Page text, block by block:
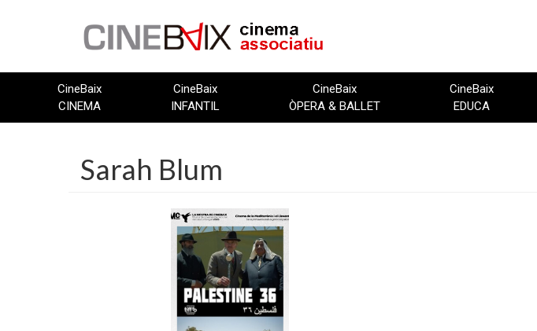
CineBaix
CINEMA
CineBaix
INFANTIL
CineBaix
ÒPERA & BALLET
CineBaix
EDUCA
Sarah Blum